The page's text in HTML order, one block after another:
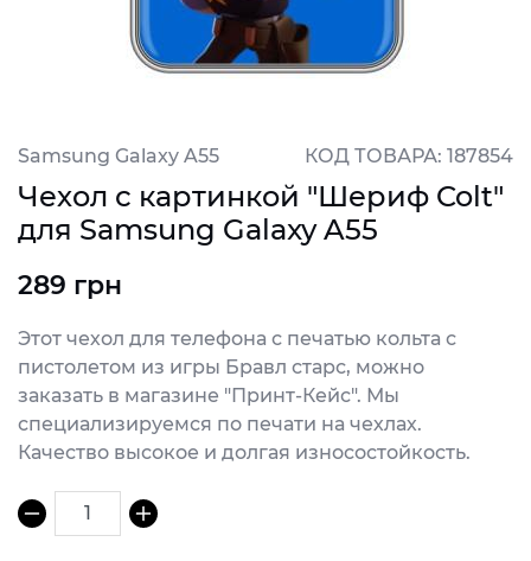
Samsung Galaxy A55 КОД ТОВАРА: 187854
Чехол с картинкой "Шериф Colt"
для Samsung Galaxy A55
289 грн
Этот чехол для телефона с печатью кольта с
пистолетом из игры Бравл старс, можно
заказать в магазине "Принт-Кейс". Мы
специализируемся по печати на чехлах.
Качество высокое и долгая износостойкость.
1